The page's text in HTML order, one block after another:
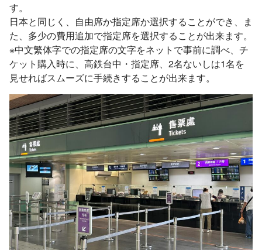
す。
日本と同じく、自由席か指定席か選択することができ、ま
た、多少の費用追加で指定席を選択することが出来ます。
※中文繁体字での指定席の文字をネットで事前に調べ、チ
ケット購入時に、高鉄台中・指定席、2名ないしは1名を
見せればスムーズに手続きすることが出来ます。